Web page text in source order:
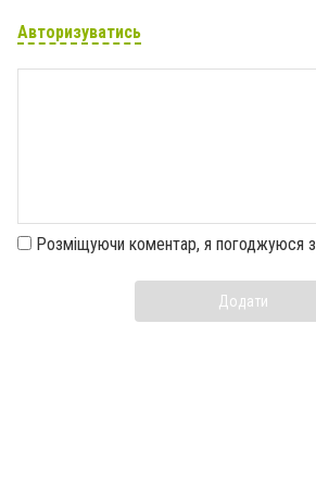
Авторизуватись
Розміщуючи коментар, я погоджуюся з
Додати